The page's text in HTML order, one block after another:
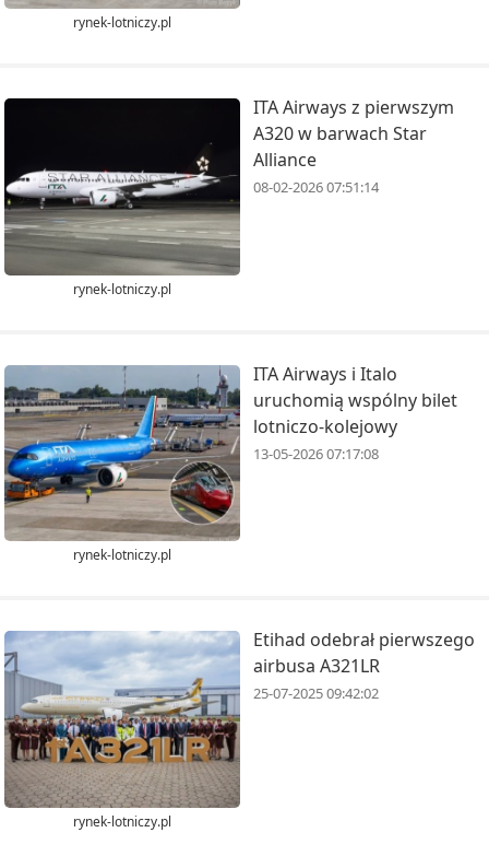
rynek-lotniczy.pl
rynek-lotniczy.pl
ITA Airways z pierwszym
A320 w barwach Star
Alliance
08-02-2026 07:51:14
rynek-lotniczy.pl
ITA Airways i Italo
uruchomią wspólny bilet
lotniczo-kolejowy
13-05-2026 07:17:08
rynek-lotniczy.pl
Etihad odebrał pierwszego
airbusa A321LR
25-07-2025 09:42:02